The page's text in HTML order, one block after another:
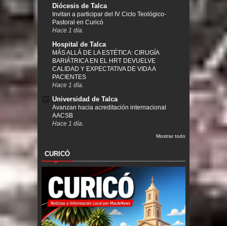
Diócesis de Talca
Invitan a participar del IV Ciclo Teológico-
Pastoral en Curicó
Hace 1 día.
Hospital de Talca
MÁS ALLÁ DE LA ESTÉTICA: CIRUGÍA
BARIÁTRICA EN EL HRT DEVUELVE
CALIDAD Y EXPECTATIVA DE VIDA A
PACIENTES
Hace 1 día.
Universidad de Talca
Avanzan hacia acreditación internacional
AACSB
Hace 1 día.
Mostrar todo
CURICÓ